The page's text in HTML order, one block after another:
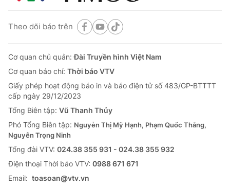
Theo dõi báo trên
Cơ quan chủ quản:Đài Truyền hình Việt Nam
Cơ quan báo chí: Thời báo VTV
Giấy phép hoạt động báo in và báo điện tử số 483/GP-BTTTT
cấp ngày 29/12/2023
Tổng Biên tập: Vũ Thanh Thủy
Phó Tổng Biên tập: Nguyễn Thị Mỹ Hạnh, Phạm Quốc Thắng,
Nguyễn Trọng Ninh
Tổng đài VTV: 024.38 355 931 - 024.38 355 932
Ðiện thoại Thời báo VTV: 0988 671 671
Email: toasoan@vtv.vn